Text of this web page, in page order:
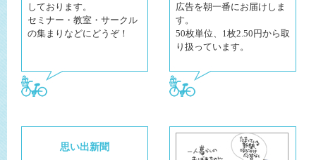
しております。
セミナー・教室・サークル
の集まりなどにどうぞ！
広告を朝一番にお届けしま
す。
50枚単位、1枚2.50円から取
り扱っています。
思い出新聞